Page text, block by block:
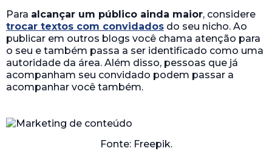
Para alcançar um público ainda maior, considere
trocar textos com convidados do seu nicho. Ao
publicar em outros blogs você chama atenção para
o seu e também passa a ser identificado como uma
autoridade da área. Além disso, pessoas que já
acompanham seu convidado podem passar a
acompanhar você também.
Fonte: Freepik.